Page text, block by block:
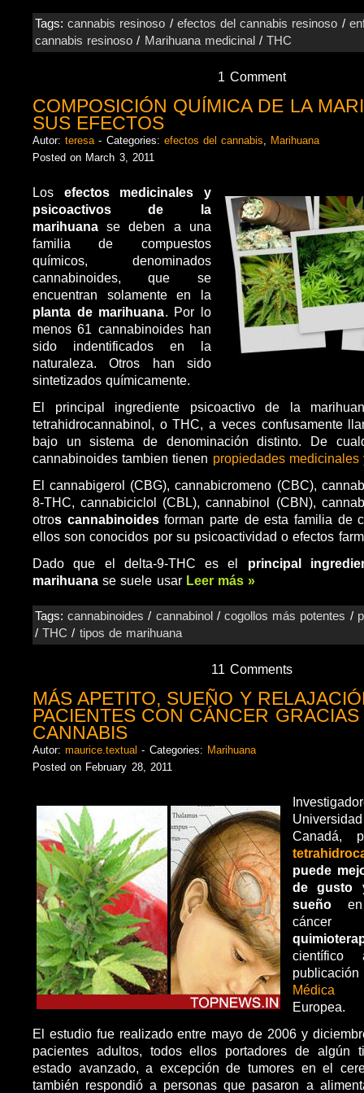
Tags:cannabis resinoso / efectos del cannabis resinoso /
cannabis resinoso / Marihuana medicinal /THC
1 Comment
COMPOSICIÓN QUÍMICA DE LA
SUS EFECTOS
Autor:teresa - Categories: efectos del cannabis
Marihuana
Posted on March 3, 2011
Los efectos medicinales y
psicoactivos de la
marihuana se deben a una
familia de compuestos
químicos, denominados
cannabinoides, que se
encuentran solamente en la
planta de marihuana. Por lo
menos 61 cannabinoides han
sido indentificados en la
naturaleza. Otros han sido
sintetizados químicamente.
El principal ingrediente psicoactivo de la
tetrahidrocannabinol, o THC, a veces confusamente
bajo un sistema de denominación distinto. De
cannabinoides tambien tienen propiedades medicinales
El cannabigerol (CBG), cannabicromeno (CBC),
8-THC, cannabiciclol (CBL), cannabinol (CBN),
otros cannabinoidesforman parte de esta familia de
ellos son conocidos por su psicoactividad o efectos
Dado que el delta-9-THC es el principal
marihuana se suele usar Leer más »
Tags:cannabinoides / cannabinol /cogollos más potentes /
/THC / tipos de marihuana
11 Comments
MÁS APETITO, SUEÑO Y
PACIENTES CON CÁNCER GRACIAS
CANNABIS
Autor:maurice.textual - Categories: Marihuana
Posted on February 28, 2011
Canadá,
puede
de gusto
sueño en
cáncer
Médica
Europea.
El estudio fue realizado entre mayo de 2006 y
pacientes adultos, todos ellos portadores de algún
estado avanzado, a excepción de tumores en el
también respondió a personas que pasaron a